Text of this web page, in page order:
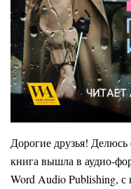
Дорогие друзья!
книга вышла в аудио-
Word Audio Publishing, с